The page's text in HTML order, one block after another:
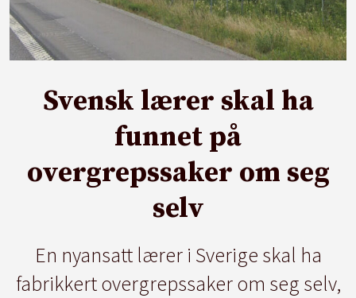
Svensk lærer skal ha
funnet på
overgrepssaker om seg
selv
En nyansatt lærer i Sverige skal ha
fabrikkert overgrepssaker om seg selv,